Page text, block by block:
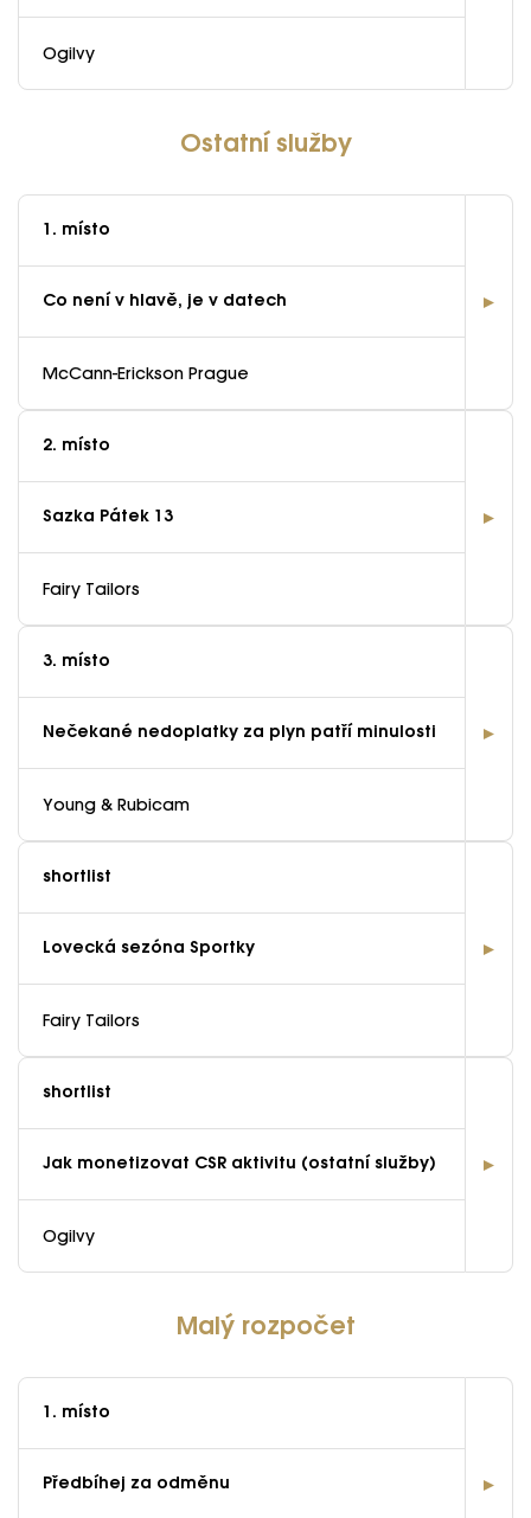
Ročník 2017
Ogilvy
Ostatní služby
1. místo
Co není v hlavě, je v datech
McCann-Erickson Prague
2. místo
Sazka Pátek 13
Fairy Tailors
3. místo
Nečekané nedoplatky za plyn patří minulosti
Young & Rubicam
shortlist
Lovecká sezóna Sportky
Fairy Tailors
shortlist
Jak monetizovat CSR aktivitu (ostatní služby)
Ogilvy
Malý rozpočet
1. místo
Předbíhej za odměnu